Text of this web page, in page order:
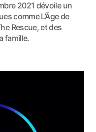
2021 dévoile un
comme L’Âge de
Rescue, et des
famille.